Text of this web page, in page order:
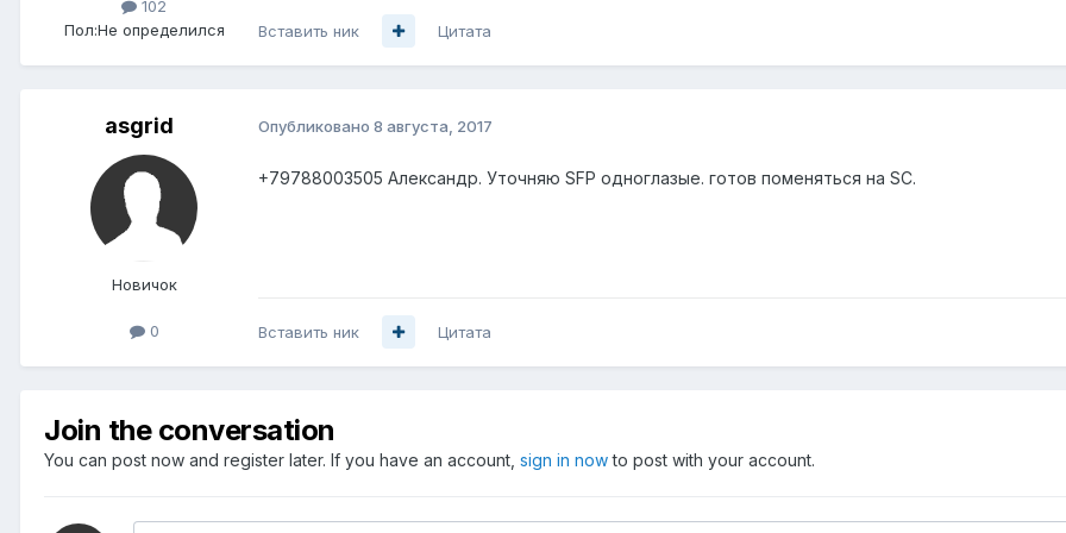
102
Пол:Не определился Вставить ник Цитата
asgrid
Новичок
0
Опубликовано 8 августа, 2017
+79788003505 Александр. Уточняю SFP одноглазые. готов поменяться на SC.
Вставить ник Цитата
Join the conversation
You can post now and register later. If you have an account, sign in nowto post with your account.